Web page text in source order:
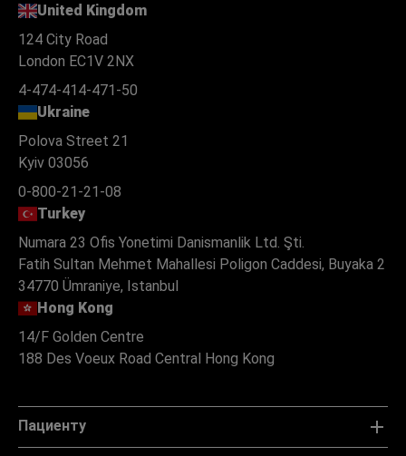
United Kingdom
124 City Road
London EC1V 2NX
4-474-414-471-50
Ukraine
Polova Street 21
Kyiv 03056
0-800-21-21-08
Turkey
Numara 23 Ofis Yonetimi Danismanlik Ltd. Şti.
Fatih Sultan Mehmet Mahallesi Poligon Caddesi, Buyaka 2
34770 Ümraniye, Istanbul
Hong Kong
14/F Golden Centre
188 Des Voeux Road Central Hong Kong
Пациенту